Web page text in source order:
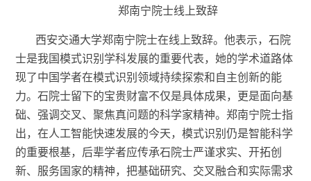
郑南宁院士线上致辞
西安交通大学郑南宁院士在线上致辞。他表示，石院
士是我国模式识别学科发展的重要代表，她的学术道路体
现了中国学者在模式识别领域持续探索和自主创新的能
力。石院士留下的宝贵财富不仅是具体成果，更是面向基
础、强调交叉、聚焦真问题的科学家精神。郑南宁院士指
出，在人工智能快速发展的今天，模式识别仍是智能科学
的重要根基，后辈学者应传承石院士严谨求实、开拓创
新、服务国家的精神，把基础研究、交叉融合和实际需求